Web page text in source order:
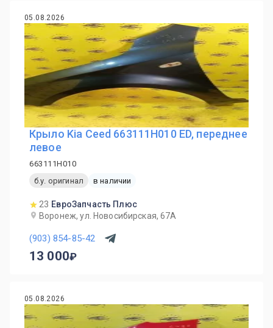
05.08.2026
Крыло Kia Ceed 663111H010 ED, переднее
левое
663111H010
б.у. оригинал
в наличии
23 ЕвроЗапчасть Плюс
Воронеж, ул. Новосибирская, 67А
(903) 854-85-42
13 000
05.08.2026